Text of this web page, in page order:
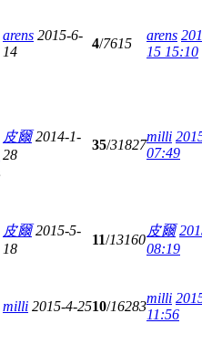
arens 2015-6-
14
4/7615
arens
15 15:10
皮爾 2014-1-
28
35/31827
milli
07:49
皮爾 2015-5-
18
11/13160
皮爾
08:19
milli 2015-4-2510/16283
milli
11:56